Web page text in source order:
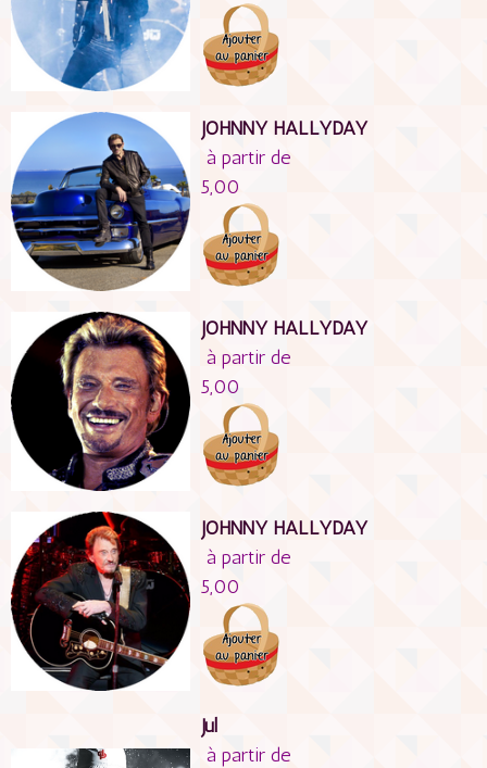
JOHNNY HALLYDAY
à partir de
5,00
JOHNNY HALLYDAY
à partir de
5,00
JOHNNY HALLYDAY
à partir de
5,00
Jul
à partir de